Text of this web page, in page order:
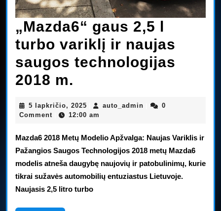
„Mazda6“ gaus 2,5 l
turbo variklį ir naujas
saugos technologijas
2018 m.
2,5
l
turbo
variklį
ir
5 lapkričio, 2025
lapkričio,
auto_admin auto_admin
0
Comment
12:00 am
Mazda6 2018 Metų Modelio Apžvalga: Naujas Variklis ir
Pažangios Saugos Technologijos 2018 metų Mazda6
modelis atneša daugybę naujovių ir patobulinimų, kurie
tikrai sužavės automobilių entuziastus Lietuvoje.
Naujasis 2,5 litro turbo